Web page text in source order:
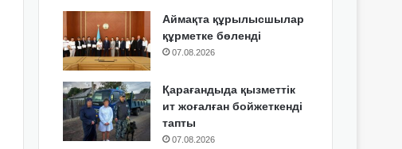
Аймақта құрылысшылар
құрметке бөленді
07.08.2026
Қарағандыда қызметтік
ит жоғалған бойжеткенді
тапты
07.08.2026